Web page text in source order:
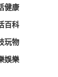
健康
百科
玩物
娛樂